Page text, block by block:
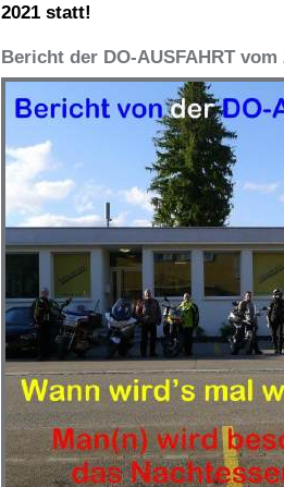
2021 statt!
Bericht der DO-AUSFAHRT vom